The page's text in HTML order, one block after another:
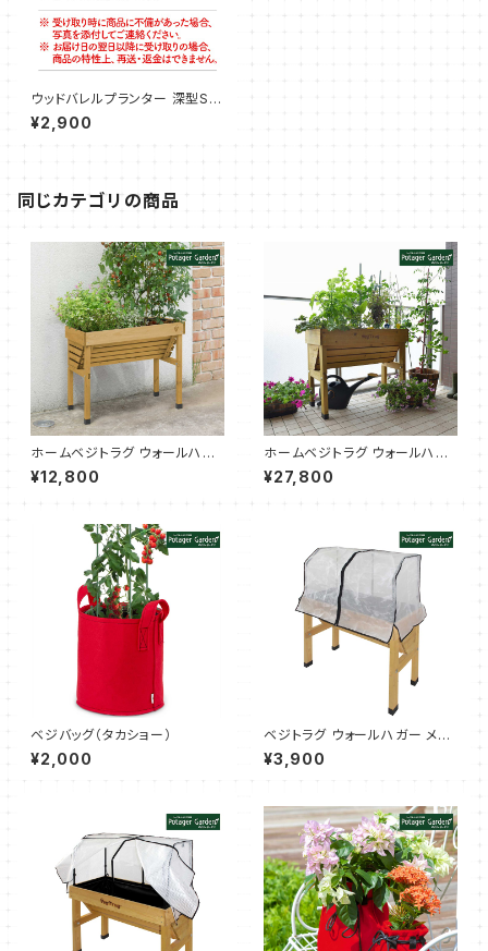
ウッドバレルプランター 深型S
（タカショー）
¥2,900
同じカテゴリの商品
ホームベジトラグ ウォールハガ
ー コンパクト ナチュラル（タカシ
ョー）
¥12,800
ホームベジトラグ ウォールハガ
ー S ナチュラル（タカショー）
¥27,800
ベジバッグ（タカショー）
¥2,000
ベジトラグ ウォールハガー メッ
シュカバー S（タカショー）
¥3,900